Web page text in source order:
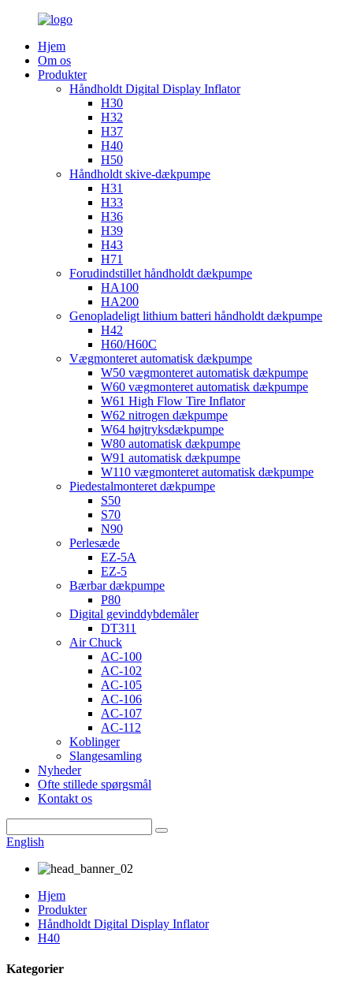
Hjem
Om os
Produkter
Håndholdt Digital Display Inflator
H30
H32
H37
H40
H50
Håndholdt skive-dækpumpe
H31
H33
H36
H39
H43
H71
Forudindstillet håndholdt dækpumpe
HA100
HA200
Genopladeligt lithium batteri håndholdt dækpumpe
H42
H60/H60C
Vægmonteret automatisk dækpumpe
W50 vægmonteret automatisk dækpumpe
W60 vægmonteret automatisk dækpumpe
W61 High Flow Tire Inflator
W62 nitrogen dækpumpe
W64 højtryksdækpumpe
W80 automatisk dækpumpe
W91 automatisk dækpumpe
W110 vægmonteret automatisk dækpumpe
Piedestalmonteret dækpumpe
S50
S70
N90
Perlesæde
EZ-5A
EZ-5
Bærbar dækpumpe
P80
Digital gevinddybdemåler
DT311
Air Chuck
AC-100
AC-102
AC-105
AC-106
AC-107
AC-112
Koblinger
Slangesamling
Nyheder
Ofte stillede spørgsmål
Kontakt os
English
Hjem
Produkter
Håndholdt Digital Display Inflator
H40
Kategorier